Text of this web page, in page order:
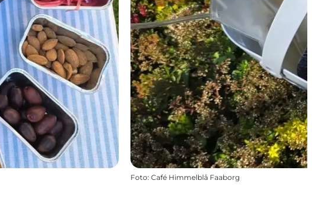
Foto: Café Himmelblå Faaborg